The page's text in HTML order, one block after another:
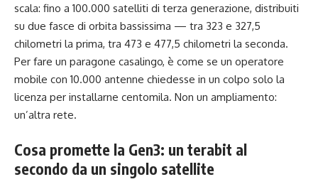
scala: fino a 100.000 satelliti di terza generazione, distribuiti
su due fasce di orbita bassissima — tra 323 e 327,5
chilometri la prima, tra 473 e 477,5 chilometri la seconda.
Per fare un paragone casalingo, è come se un operatore
mobile con 10.000 antenne chiedesse in un colpo solo la
licenza per installarne centomila. Non un ampliamento:
un’altra rete.
Cosa promette la Gen3: un terabit al
secondo da un singolo satellite